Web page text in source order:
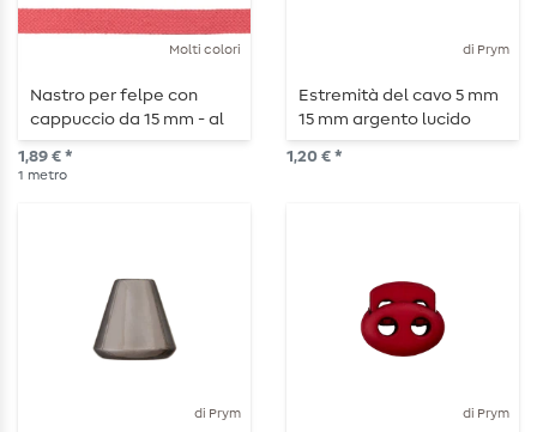
Molti colori
Nastro per felpe con
cappuccio da 15 mm - al
metro
1,89 € *
1 metro
di Prym
Estremità del cavo 5 mm
15 mm argento lucido
1,20 € *
di Prym di Prym